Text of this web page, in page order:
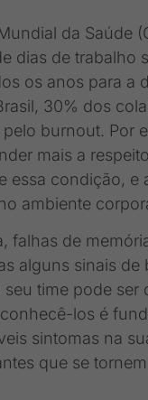
da Saúde
dias de trabalho
os anos para a
30% dos
burnout. Por
mais a
essa condição, e
ambiente
falhas de
alguns sinais de
time pode ser
los é
sintomas na
que se